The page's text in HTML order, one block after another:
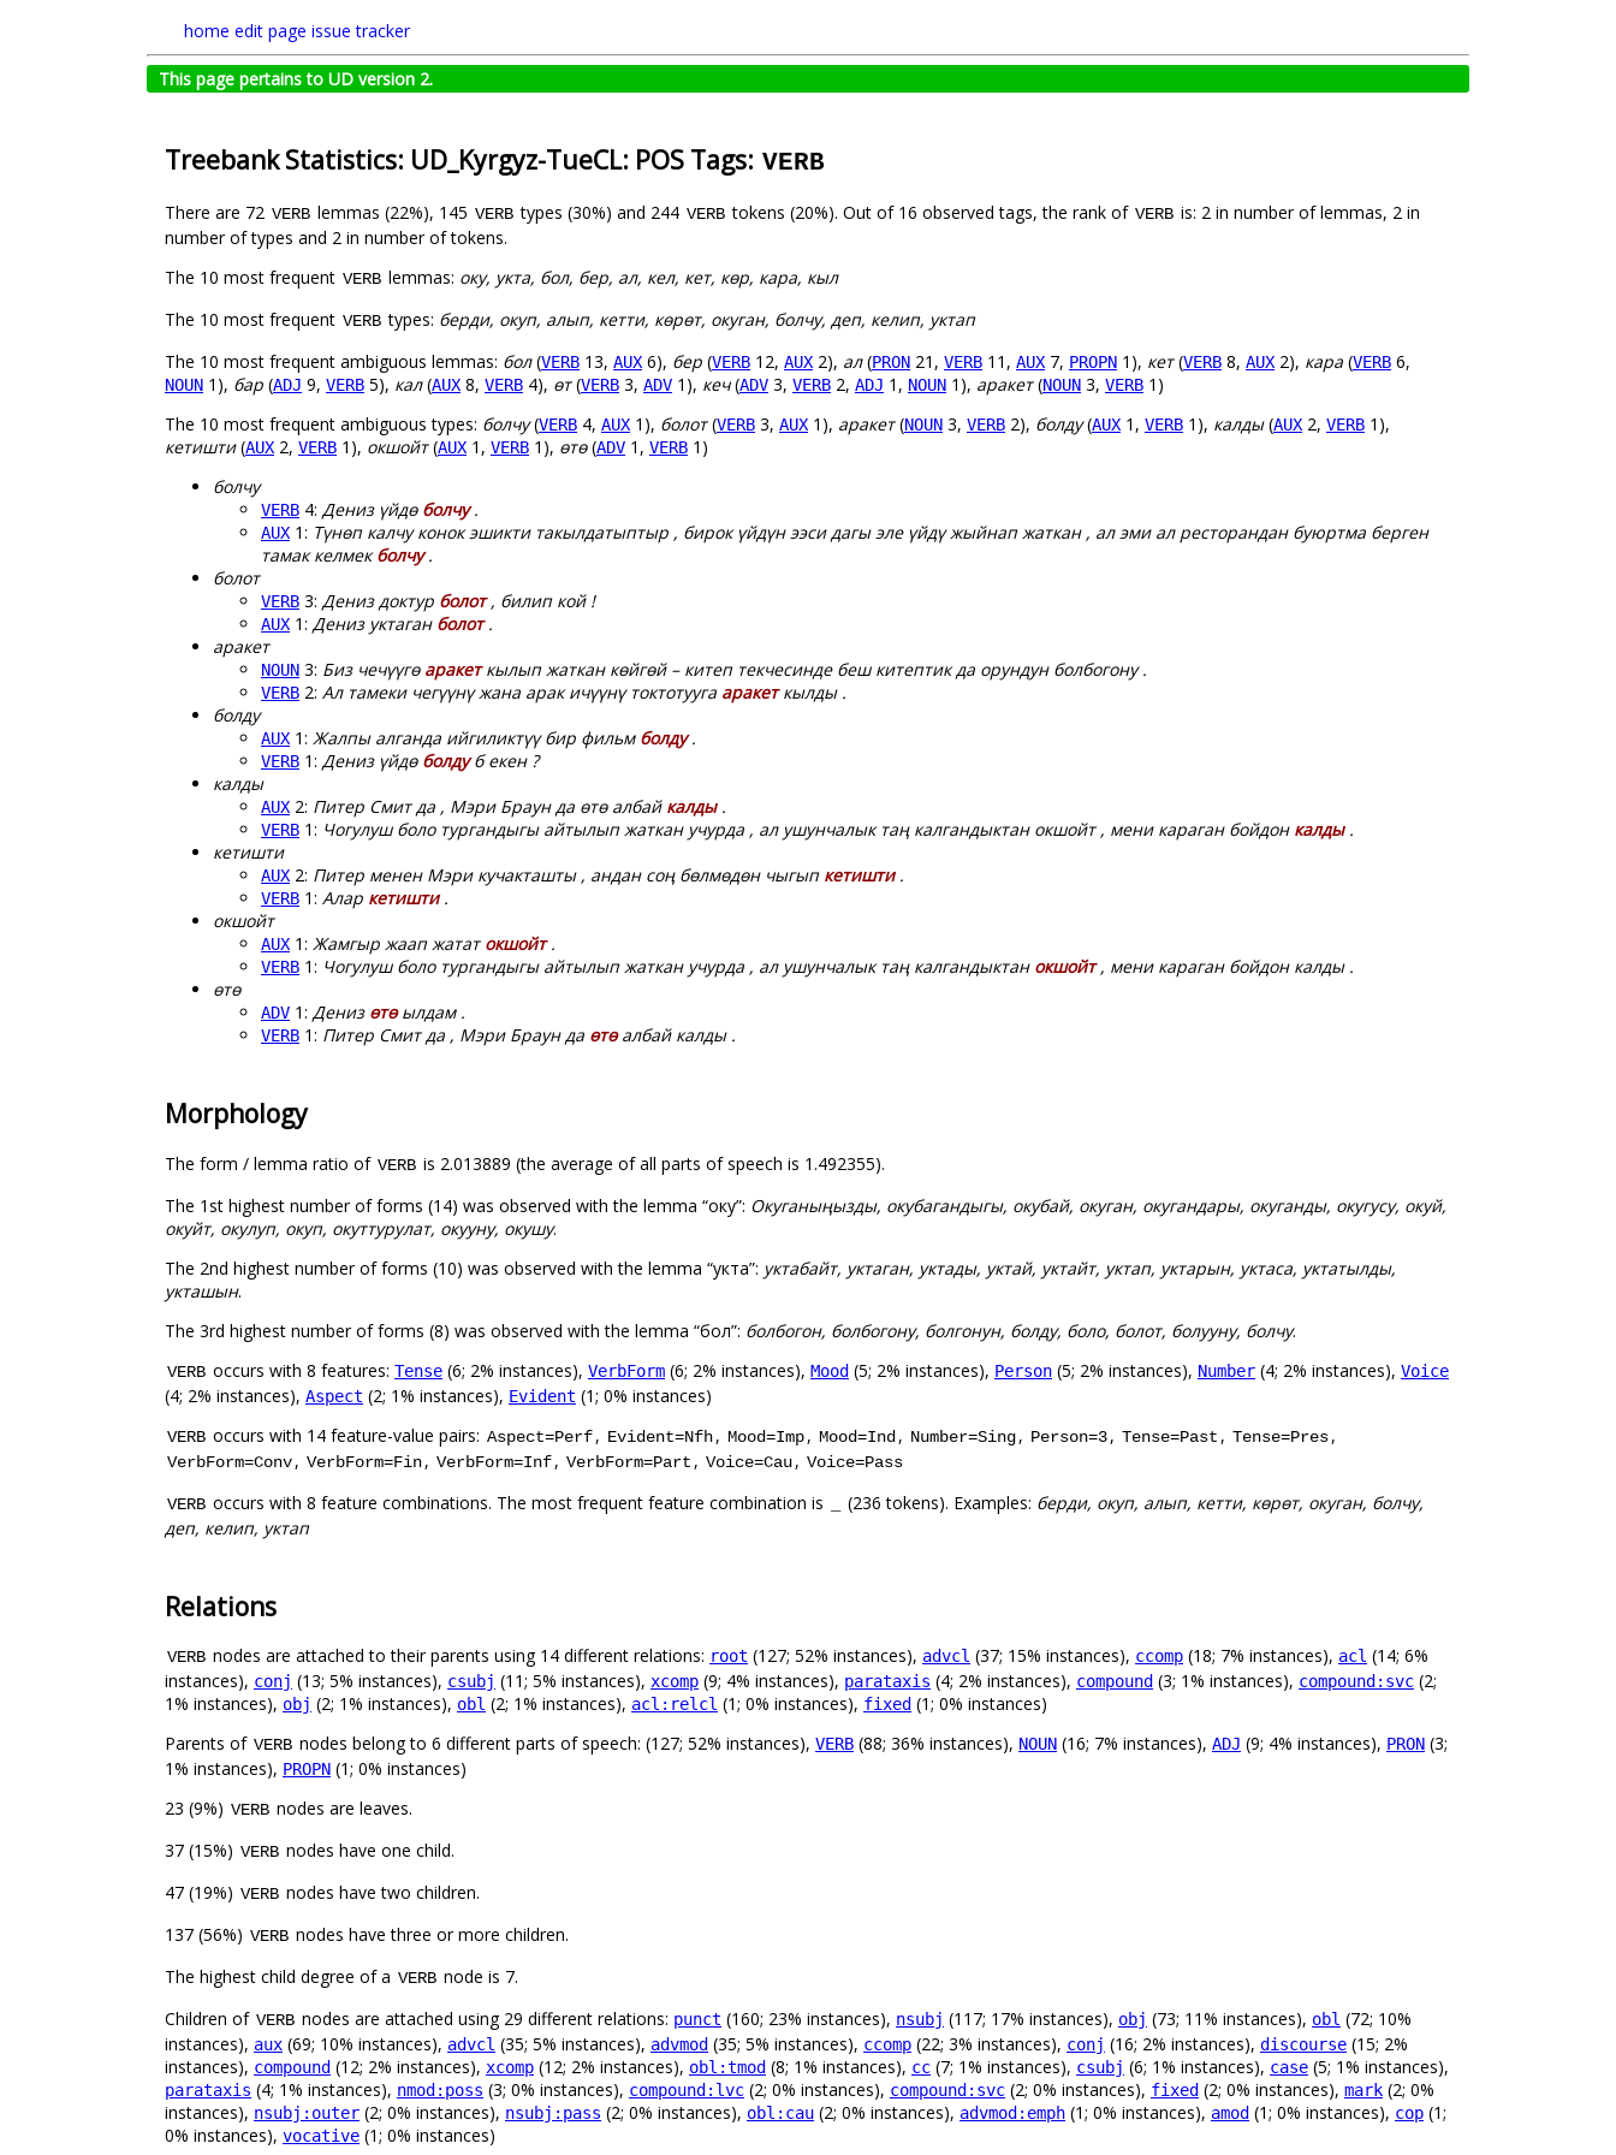
home edit page issue tracker
This page pertains to UD version 2.
Treebank Statistics: UD_Kyrgyz-TueCL: POS Tags: VERB
There are 72 VERB lemmas (22%), 145 VERB types (30%) and 244 VERB tokens (20%). Out of 16 observed tags, the rank of VERB is: 2 in number of lemmas, 2 in
number of types and 2 in number of tokens.
The 10 most frequent VERB lemmas: оку, укта, бол, бер, ал, кел, кет, көр, кара, кыл
The 10 most frequent VERB types: берди, окуп, алып, кетти, көрөт, окуган, болчу, деп, келип, уктап
The 10 most frequent ambiguous lemmas: бол(VERB 13, AUX 6), бер (VERB 12, AUX 2), ал(PRON 21, VERB 11, AUX 7, PROPN 1), кет(VERB 8, AUX 2), кара (VERB 6,
NOUN 1), бар (ADJ 9, VERB 5), кал(AUX 8, VERB 4), өт(VERB 3, ADV 1), кеч(ADV 3, VERB 2, ADJ 1, NOUN 1), аракет(NOUN 3, VERB 1)
The 10 most frequent ambiguous types: болчу(VERB 4, AUX 1), болот(VERB 3, AUX 1), аракет(NOUN 3, VERB 2), болду(AUX 1, VERB 1), калды(AUX 2, VERB 1),
кетишти(AUX 2, VERB 1), окшойт(AUX 1, VERB 1), өтө(ADV 1, VERB 1)
болчу
VERB 4: Дениз үйдө болчу.
AUX 1: Түнөп калчу конок эшикти такылдатыптыр , бирок үйдүн ээси дагы эле үйдү жыйнап жаткан , ал эми ал ресторандан буюртма берген
тамак келмекболчу.
болот
VERB 3: Дениз доктур болот, билип кой !
AUX 1: Дениз уктаган болот.
аракет
NOUN 3: Биз чечүүгө аракеткылып жаткан көйгөй – китеп текчесинде беш китептик да орундун болбогону .
VERB 2: Ал тамеки чегүүнү жана арак ичүүнү токтотууга аракеткылды .
болду
AUX 1: Жалпы алганда ийгиликтүү бир фильм болду.
VERB 1: Дениз үйдө болдуб екен ?
калды
AUX 2: Питер Смит да , Мэри Браун да өтө албай калды.
VERB 1: Чогулуш боло тургандыгы айтылып жаткан учурда , ал ушунчалык таң калгандыктан окшойт , мени караган бойдон калды.
кетишти
AUX 2: Питер менен Мэри кучакташты , андан соң бөлмөдөн чыгып кетишти.
VERB 1: Алар кетишти.
окшойт
AUX 1: Жамгыр жаап жатат окшойт.
VERB 1: Чогулуш боло тургандыгы айтылып жаткан учурда , ал ушунчалык таң калгандыктан окшойт, мени караган бойдон калды .
өтө
ADV 1: Дениз өтөылдам .
VERB 1: Питер Смит да , Мэри Браун да өтөалбай калды .
Morphology
The form / lemma ratio of VERB is 2.013889 (the average of all parts of speech is 1.492355).
The 1st highest number of forms (14) was observed with the lemma “оку”: Окуганыңызды, окубагандыгы, окубай, окуган, окугандары, окуганды, окугусу, окуй,
окуйт, окулуп, окуп, окуттурулат, окууну, окушу.
The 2nd highest number of forms (10) was observed with the lemma “укта”: уктабайт, уктаган, уктады, уктай, уктайт, уктап, уктарын, уктаса, уктатылды,
укташын.
The 3rd highest number of forms (8) was observed with the lemma “бол”: болбогон, болбогону, болгонун, болду, боло, болот, болууну, болчу.
VERB occurs with 8 features: Tense (6; 2% instances), VerbForm (6; 2% instances), Mood (5; 2% instances), Person (5; 2% instances), Number (4; 2% instances), Voice
(4; 2% instances), Aspect (2; 1% instances), Evident (1; 0% instances)
VERB occurs with 14 feature-value pairs: Aspect=Perf, Evident=Nfh, Mood=Imp, Mood=Ind , Number=Sing, Person=3, Tense=Past , Tense=Pres,
VerbForm=Conv, VerbForm=Fin, VerbForm=Inf, VerbForm=Part , Voice=Cau, Voice=Pass
VERB occurs with 8 feature combinations. The most frequent feature combination is (236 tokens). Examples: берди, окуп, алып, кетти, көрөт, окуган, болчу,
деп, келип, уктап
Relations
VERB nodes are attached to their parents using 14 different relations: root (127; 52% instances), advcl (37; 15% instances), ccomp (18; 7% instances), acl (14; 6%
instances), conj (13; 5% instances), csubj (11; 5% instances), xcomp (9; 4% instances), parataxis (4; 2% instances), compound (3; 1% instances), compound:svc (2;
1% instances), obj (2; 1% instances), obl (2; 1% instances), acl:relcl (1; 0% instances), fixed (1; 0% instances)
Parents of VERB nodes belong to 6 different parts of speech: (127; 52% instances), VERB (88; 36% instances), NOUN (16; 7% instances), ADJ (9; 4% instances), PRON (3;
1% instances), PROPN (1; 0% instances)
23 (9%) VERB nodes are leaves.
37 (15%) VERB nodes have one child.
47 (19%) VERB nodes have two children.
137 (56%) VERB nodes have three or more children.
The highest child degree of a VERB node is 7.
Children of VERB nodes are attached using 29 different relations: punct (160; 23% instances), nsubj (117; 17% instances), obj (73; 11% instances), obl (72; 10%
instances), aux (69; 10% instances), advcl (35; 5% instances), advmod (35; 5% instances), ccomp (22; 3% instances), conj (16; 2% instances), discourse (15; 2%
instances), compound (12; 2% instances), xcomp (12; 2% instances), obl:tmod (8; 1% instances), cc (7; 1% instances), csubj (6; 1% instances), case (5; 1% instances),
parataxis (4; 1% instances), nmod:poss (3; 0% instances), compound:lvc (2; 0% instances), compound:svc (2; 0% instances), fixed (2; 0% instances), mark (2; 0%
instances), nsubj:outer (2; 0% instances), nsubj:pass (2; 0% instances), obl:cau (2; 0% instances), advmod:emph (1; 0% instances), amod (1; 0% instances), cop (1;
0% instances), vocative (1; 0% instances)